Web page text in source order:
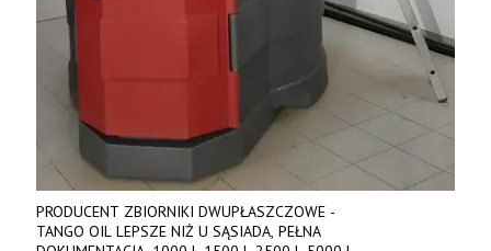
PRODUCENT ZBIORNIKI DWUPŁASZCZOWE -
TANGO OIL LEPSZE NIŻ U SĄSIADA, PEŁNA